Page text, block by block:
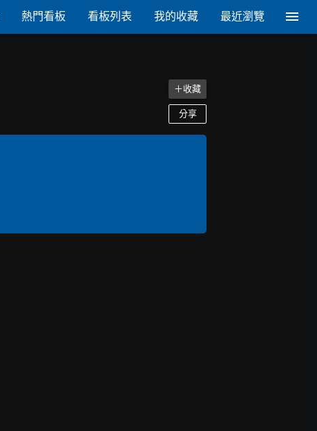
熱門看板 看板列表 我的收藏 最近瀏覽
＋收藏
分享